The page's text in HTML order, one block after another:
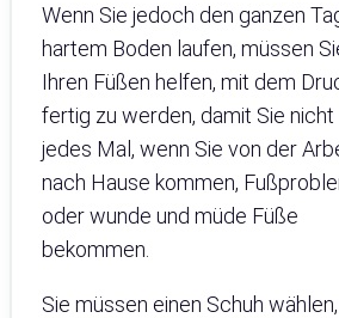
Wenn Sie jedoch den ganzen
hartem Boden laufen, müssen
Ihren Füßen helfen, mit dem
fertig zu werden, damit Sie nicht
jedes Mal, wenn Sie von der
nach Hause kommen,
oder wunde und müde Füße
bekommen.
Sie müssen einen Schuh